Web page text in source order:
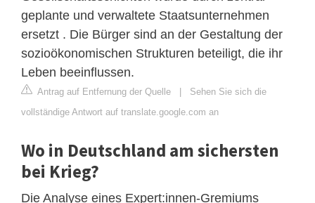
geplante und verwaltete Staatsunternehmen
ersetzt . Die Bürger sind an der Gestaltung der
sozioökonomischen Strukturen beteiligt, die ihr
Leben beeinflussen.
Antrag auf Entfernung der Quelle | Sehen Sie sich die
vollständige Antwort auf translate.google.com an
Wo in Deutschland am sichersten
bei Krieg?
Die Analyse eines Expert:innen-Gremiums